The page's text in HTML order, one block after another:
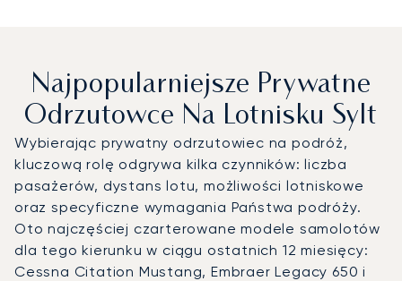
Najpopularniejsze Prywatne
Odrzutowce Na Lotnisku Sylt
Wybierając prywatny odrzutowiec na podróż,
kluczową rolę odgrywa kilka czynników: liczba
pasażerów, dystans lotu, możliwości lotniskowe
oraz specyficzne wymagania Państwa podróży.
Oto najczęściej czarterowane modele samolotów
dla tego kierunku w ciągu ostatnich 12 miesięcy:
Cessna Citation Mustang, Embraer Legacy 650 i